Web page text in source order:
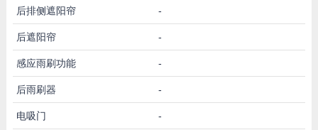
后排侧遮阳帘 -
后遮阳帘 -
感应雨刷功能 -
后雨刷器 -
电吸门 -